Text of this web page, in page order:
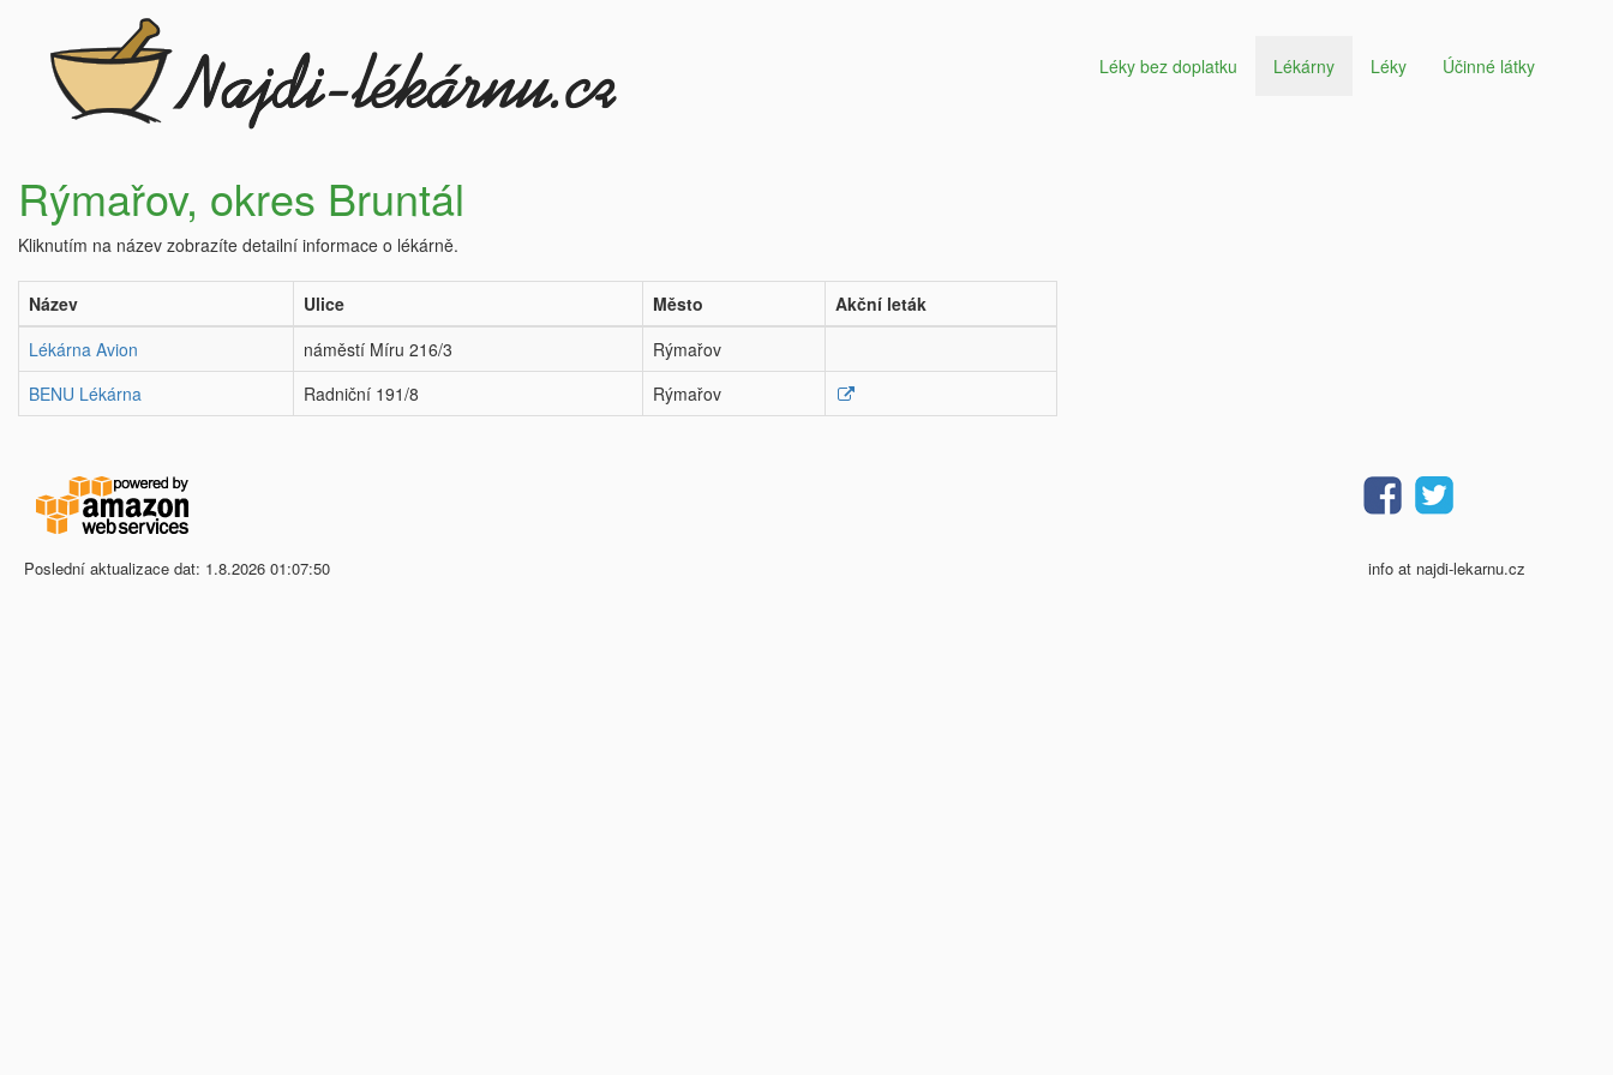
Léky bez doplatku Lékárny Léky Účinné látky
Rýmařov, okres Bruntál
Kliknutím na název zobrazíte detailní informace o lékárně.
Název Ulice Město
Akční leták
Lékárna Avion
náměstí Míru 216/3
Rýmařov
BENU Lékárna
Radniční 191/8 Rýmařov
Poslední aktualizace dat: 1.8.2026 01:07:50 info at najdi-lekarnu.cz